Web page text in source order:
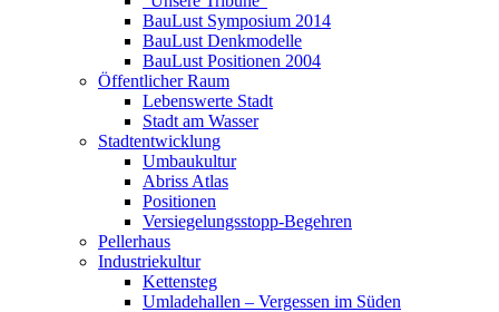
BauLust Symposium 2014
BauLust Denkmodelle
BauLust Positionen 2004
Öffentlicher Raum
Lebenswerte Stadt
Stadt am Wasser
Stadtentwicklung
Umbaukultur
Abriss Atlas
Positionen
Versiegelungsstopp-Begehren
Pellerhaus
Industriekultur
Kettensteg
Umladehallen – Vergessen im Süden